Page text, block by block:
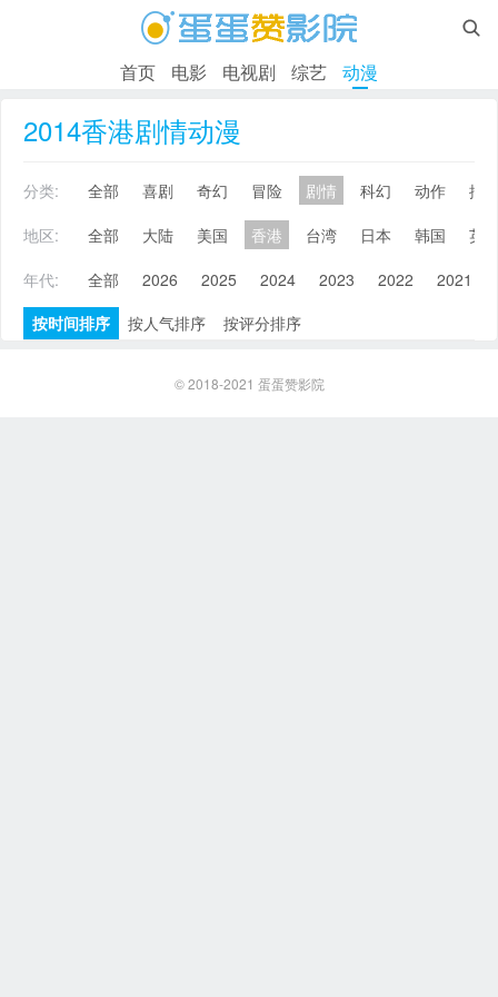

首页 电影 电视剧 综艺 动漫
2014香港剧情动漫
分类: 全部 喜剧 奇幻 冒险 剧情 科幻 动作
搞
地区:
全部 大陆 美国 香港 台湾 日本 韩国
英
年代:
全部 2026 2025 2024 2023 2022 2021
按时间排序
按人气排序 按评分排序
© 2018-2021 蛋蛋赞影院